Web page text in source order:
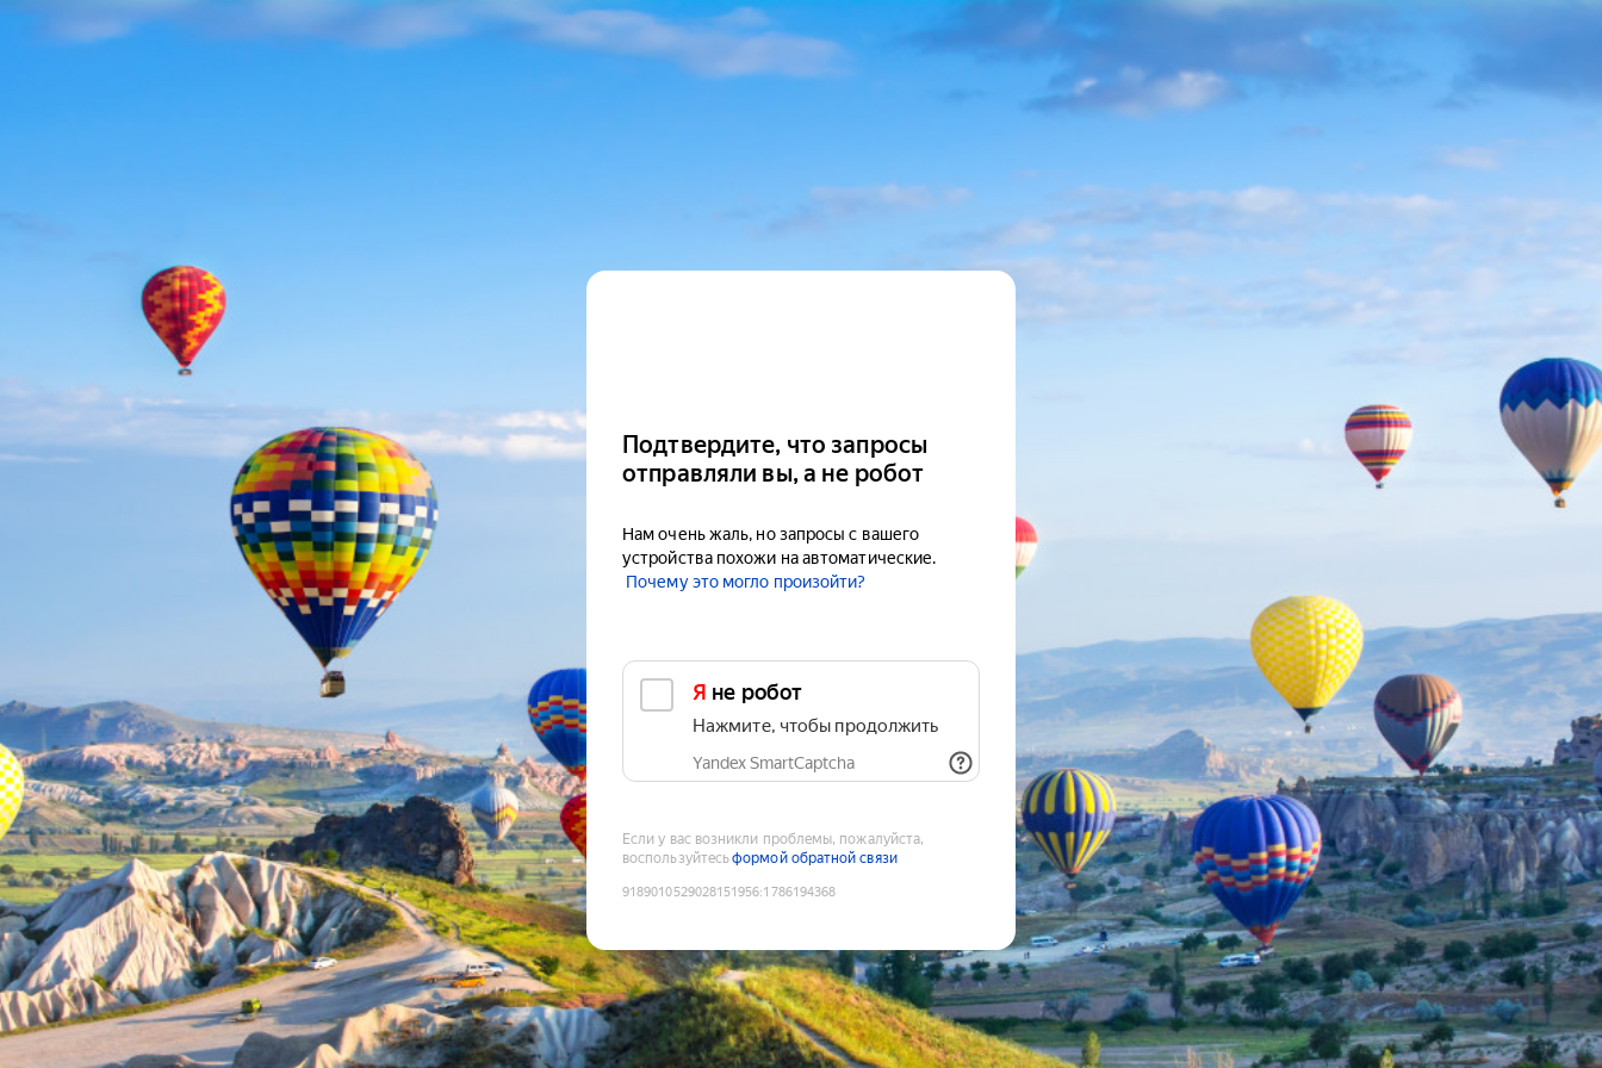
Подтвердите, что запросы
отправляли вы, а не робот
Нам очень жаль, но запросы с вашего
устройства похожи на автоматические.
Почему это могло произойти?
Я не робот
Нажмите, чтобы продолжить
Yandex SmartCaptcha
Если у вас возникли проблемы, пожалуйста,
воспользуйтесьформой обратной связи
9189010529028151956:1786194368